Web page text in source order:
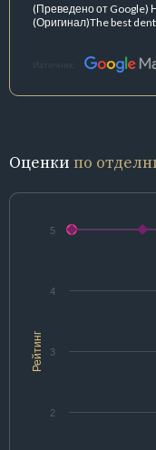
(Преведено от Google)
(Оригинал)The best
Източник:
Оценки по
Рейтинг
2
3
4
5